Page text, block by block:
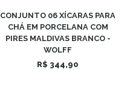
CONJUNTO 06 XÍCARAS PARA
CHÁ EM PORCELANA COM
PIRES MALDIVAS BRANCO -
WOLFF
R$ 344,90